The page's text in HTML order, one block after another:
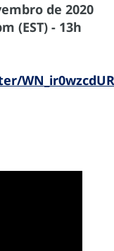
de 2020
(EST) - 13h